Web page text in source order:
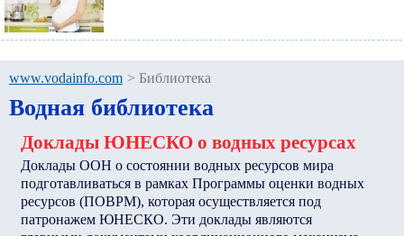
www.vodainfo.com > Библиотека
Водная библиотека
Доклады ЮНЕСКО о водных ресурсах
Доклады ООН о состоянии водных ресурсов мира
подготавливаться в рамках Программы оценки водных
ресурсов (ПОВРМ), которая осуществляется под
патронажем ЮНЕСКО. Эти доклады являются